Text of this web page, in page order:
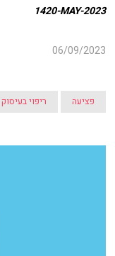
1420-MAY-2023
06/09/2023
פציעה ריפוי בעיסוק